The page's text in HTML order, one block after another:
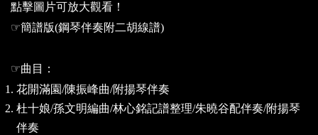
點擊圖片可放大觀看！
☞簡譜版(鋼琴伴奏附二胡線譜)
☞曲目：
花開滿園/陳振峰曲/附揚琴伴奏
杜十娘/孫文明編曲/林心銘記譜整理/朱曉谷配伴奏/附揚琴
伴奏